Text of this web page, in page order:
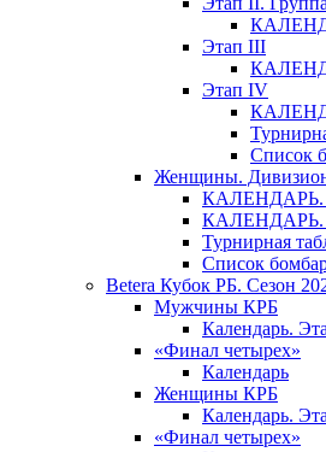
Этап III
Этап IV
Список
Женщины.
КАЛЕНДАРЬ.
КАЛЕНДАРЬ.
Турнирная
Список
Betera Кубок РБ. Сезон
Мужчины КРБ
Календарь.
«Финал четырех»
Календарь
Женщины КРБ
Календарь.
«Финал четырех»